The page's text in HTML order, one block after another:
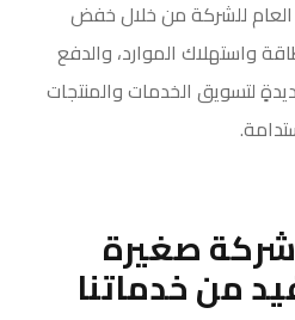
العام للشركة من خلال خفض
واستهلاك الموارد، والدفع
لتسويق الخدمات والمنتجات
صغيرة
من خدماتنا